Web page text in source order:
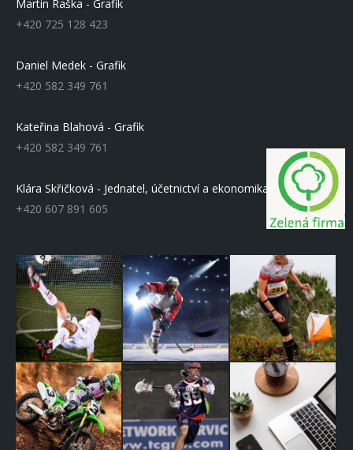
Martin Raška - Grafik
+420 725 128 423
Daniel Medek - Grafik
+420 582 349 761
Kateřina Blahová - Grafik
+420 582 349 761
Klára Skřičková - Jednatel, účetnictví a ekonomika
+420 607 891 605